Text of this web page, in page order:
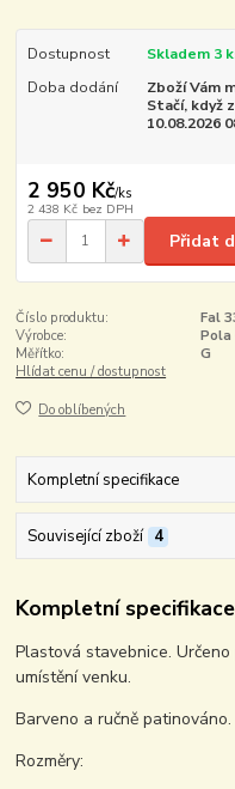
Dostupnost
Skladem 3
Doba dodání
Zboží Vám
Stačí, když
10.08.2026
2 950 Kč/ks
2 438 Kč bez DPH
Přidat
Číslo produktu:
Fal
Výrobce:
Pola
Měřítko:
G
Hlídat cenu / dostupnost
Do oblíbených
Kompletní specifikace
Související zboží 4
Kompletní specifikace
Plastová stavebnice.
umístění venku.
Barveno a ručně patinováno.
Rozměry: